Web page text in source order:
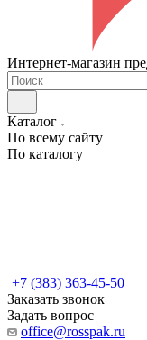
Интернет-магазин
Каталог
По всему сайту
По каталогу
+7 (383) 363-45-50
Заказать звонок
Задать вопрос
office@rosspak.ru